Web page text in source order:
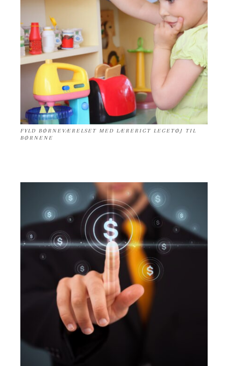
FYLD BØRNEVÆRELSET MED LÆRERIGT LEGETØJ TIL
BØRNENE